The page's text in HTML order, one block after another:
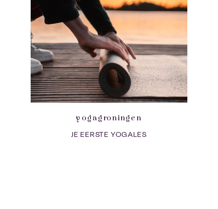
yogagroningen
JE EERSTE YOGALES